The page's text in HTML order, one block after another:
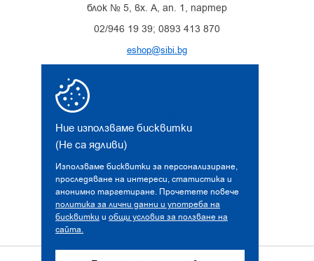
Ние използваме бисквитки
(Не са ядливи)
Използваме бисквитки за персонализиране,
проследяване на интереси, статистика и
анонимно таргетиране. Прочетете повече
политика за лични данни и употреба на
бисквитки и общи условия за ползване на
сайта.
блок № 5, вх. А, ап. 1, партер
02/946 19 39; 0893 413 870
eshop@sibi.bg